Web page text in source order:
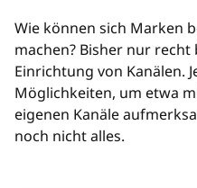
Wie können sich Marken
machen? Bisher nur
Einrichtung von Kanälen.
Möglichkeiten, um etwa
eigenen Kanäle
noch nicht alles.